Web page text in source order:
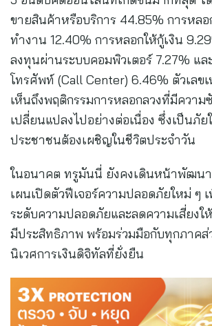
ขายสินค้าหรือบริการ 44.85% การหลอ
ทำงาน 12.40% การหลอกให้กู้เงิน
ลงทุนผ่านระบบคอมพิวเตอร์ 7.27% แล
โทรศัพท์ (Call Center) 6.46% ตัวเลข
เห็นถึงพฤติกรรมการหลอกลวงที่มีความ
เปลี่ยนแปลงไปอย่างต่อเนื่อง ซึ่งเป็นภัย
ประชาชนต้องเผชิญในชีวิตประจำวัน
ในอนาคต ทรูมันนี่ ยังคงเดินหน้าพัฒนา
เผนเปิดตัวฟีเจอร์ความปลอดภัยใหม่ ๆ
ระดับความปลอดภัยและลดความเสี่ยงใ
มีประสิทธิภาพ พร้อมร่วมมือกับทุกภาคส่
นิเวศการเงินดิจิทัลที่ยั่งยืน